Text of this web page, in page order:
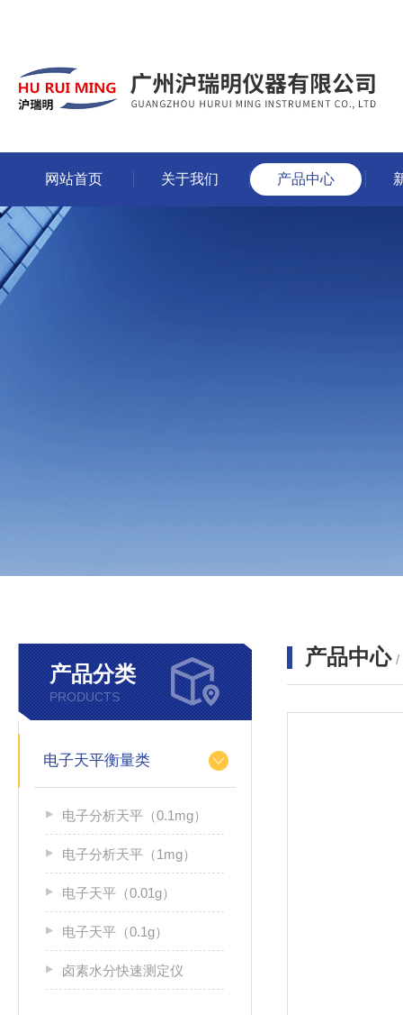
网站首页 关于我们 产品中心
产品分类
PRODUCTS
电子天平衡量类
电子分析天平（0.1mg）
电子分析天平（1mg）
电子天平（0.01g）
电子天平（0.1g）
卤素水分快速测定仪
产品中心 /